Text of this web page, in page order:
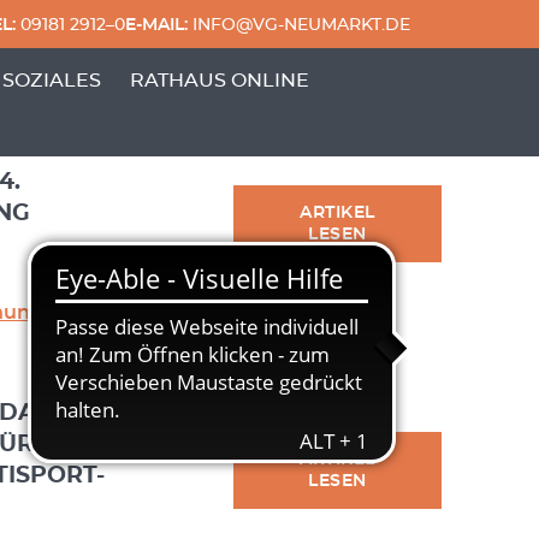
09181 2912–0E-MAIL:INFO@VG-NEUMARKT.DE
RATHAUS ONLINE
Sengenthal
ARTIKEL
LESEN
UND
A
ARTIKEL
LESEN